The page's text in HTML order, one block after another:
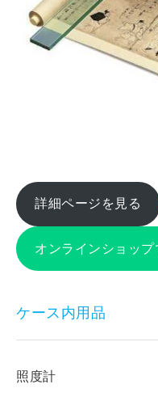
詳細ページを見る
オンラインショップ
ケース内用品
照度計